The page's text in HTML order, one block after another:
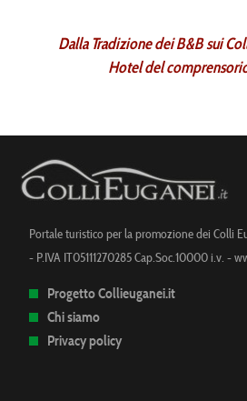
Dalla Tradizione dei B&B sui
Hotel del
Portale turistico per la promozione dei Colli
- P.IVA IT05111270285 Cap.Soc.10000 i.v. -
Progetto Collieuganei.it
Chi siamo
Privacy policy